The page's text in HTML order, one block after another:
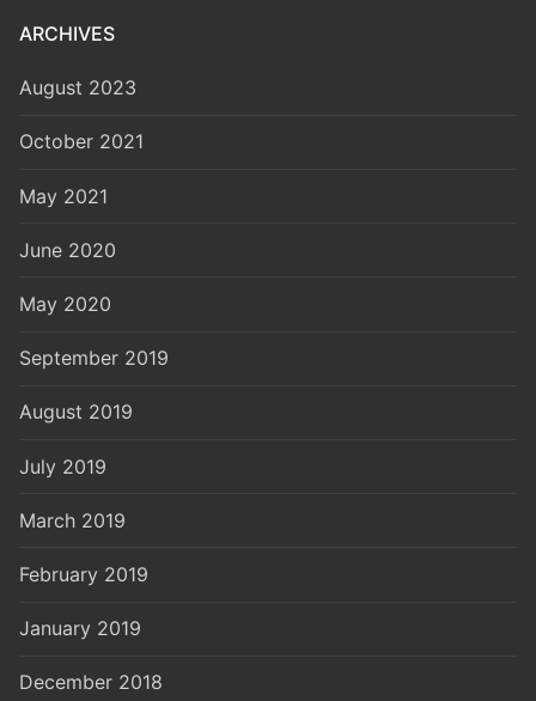
ARCHIVES
August 2023
October 2021
May 2021
June 2020
May 2020
September 2019
August 2019
July 2019
March 2019
February 2019
January 2019
December 2018